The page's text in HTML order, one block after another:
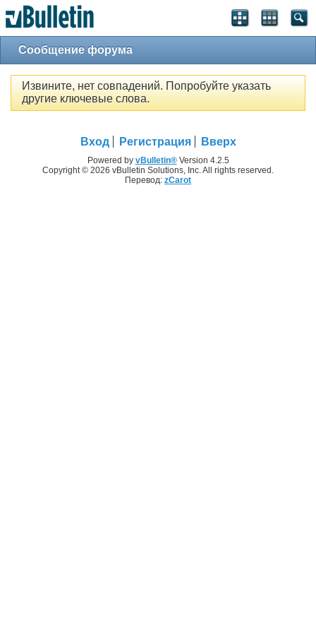
Сообщение форума
Извините, нет совпадений. Попробуйте указать
другие ключевые слова.
Вход Регистрация Вверх
Powered by vBulletin®Version 4.2.5
Copyright © 2026 vBulletin Solutions, Inc. All rights reserved.
Перевод: zCarot